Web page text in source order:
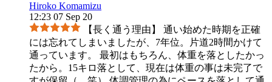
Hiroko Komamizu
12:23 07 Sep 20
【長く通う理由】 通い始めた時期を正確
には忘れてしまいましたが、7年位。片道2時間かけて
通っています。 最初はもちろん、体重を落としたかっ
たから。15キロ落として、現在は体重の事は未完了で